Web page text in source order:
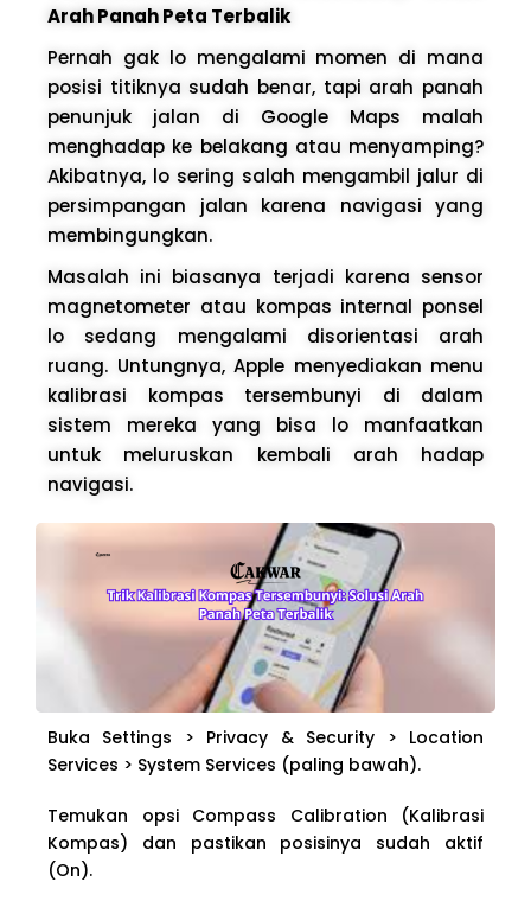
Arah Panah Peta Terbalik
Pernah gak lo mengalami momen di mana
posisi titiknya sudah benar, tapi arah panah
penunjuk jalan di Google Maps malah
menghadap ke belakang atau menyamping?
Akibatnya, lo sering salah mengambil jalur di
persimpangan jalan karena navigasi yang
membingungkan.
Masalah ini biasanya terjadi karena sensor
magnetometer atau kompas internal ponsel
lo sedang mengalami disorientasi arah
ruang. Untungnya, Apple menyediakan menu
kalibrasi kompas tersembunyi di dalam
sistem mereka yang bisa lo manfaatkan
untuk meluruskan kembali arah hadap
navigasi.
Buka Settings > Privacy & Security > Location
Services > System Services (paling bawah).
Temukan opsi Compass Calibration (Kalibrasi
Kompas) dan pastikan posisinya sudah aktif
(On).